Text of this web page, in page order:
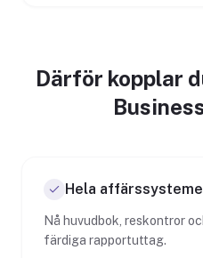
Därför kopplar
Hela
Nå huvudbok, reskontror
färdiga rapportuttag.